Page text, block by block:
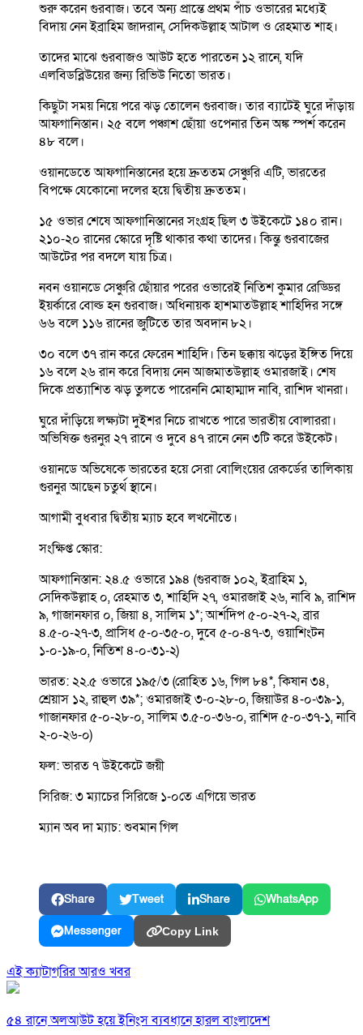
শুরু করেন গুরবাজ। তবে অন্য প্রান্তে প্রথম পাঁচ ওভারের মধ্যেই
বিদায় নেন ইব্রাহিম জাদরান, সেদিকউল্লাহ আটাল ও রেহমাত শাহ।
তাদের মাঝে গুরবাজও আউট হতে পারতেন ১২ রানে, যদি
এলবিডব্লিউয়ের জন্য রিভিউ নিতো ভারত।
কিছুটা সময় নিয়ে পরে ঝড় তোলেন গুরবাজ। তার ব্যাটেই ঘুরে দাঁড়ায়
আফগানিস্তান। ২৫ বলে পঞ্চাশ ছোঁয়া ওপেনার তিন অঙ্ক স্পর্শ করেন
৪৮ বলে।
ওয়ানডেতে আফগানিস্তানের হয়ে দ্রুততম সেঞ্চুরি এটি, ভারতের
বিপক্ষে যেকোনো দলের হয়ে দ্বিতীয় দ্রুততম।
১৫ ওভার শেষে আফগানিস্তানের সংগ্রহ ছিল ৩ উইকেটে ১৪০ রান।
২১০-২০ রানের স্কোরে দৃষ্টি থাকার কথা তাদের। কিন্তু গুরবাজের
আউটের পর বদলে যায় চিত্র।
নবন ওয়ানডে সেঞ্চুরি ছোঁয়ার পরের ওভারেই নিতিশ কুমার রেড্ডির
ইয়র্কারে বোল্ড হন গুরবাজ। অধিনায়ক হাশমাতউল্লাহ শাহিদির সঙ্গে
৬৬ বলে ১১৬ রানের জুটিতে তার অবদান ৮২।
৩০ বলে ৩৭ রান করে ফেরেন শাহিদি। তিন ছক্কায় ঝড়ের ইঙ্গিত দিয়ে
১৬ বলে ২৬ রান করে বিদায় নেন আজমাতউল্লাহ ওমারজাই। শেষ
দিকে প্রত্যাশিত ঝড় তুলতে পারেননি মোহাম্মাদ নাবি, রাশিদ খানরা।
ঘুরে দাঁড়িয়ে লক্ষ্যটা দুইশর নিচে রাখতে পারে ভারতীয় বোলাররা।
অভিষিক্ত গুরনুর ২৭ রানে ও দুবে ৪৭ রানে নেন ৩টি করে উইকেট।
ওয়ানডে অভিষেকে ভারতের হয়ে সেরা বোলিংয়ের রেকর্ডের তালিকায়
গুরনুর আছেন চতুর্থ স্থানে।
আগামী বুধবার দ্বিতীয় ম্যাচ হবে লখনৌতে।
সংক্ষিপ্ত স্কোর:
আফগানিস্তান: ২৪.৫ ওভারে ১৯৪ (গুরবাজ ১০২, ইব্রাহিম ১,
সেদিকউল্লাহ ০, রেহমাত ৩, শাহিদি ২৭, ওমারজাই ২৬, নাবি ৯, রাশিদ
৯, গাজানফার ০, জিয়া ৪, সালিম ১*; আর্শদিপ ৫-০-২৭-২, ব্রার
৪.৫-০-২৭-৩, প্রাসিধ ৫-০-৩৫-০, দুবে ৫-০-৪৭-৩, ওয়াশিংটন
১-০-১৯-০, নিতিশ ৪-০-৩১-২)
ভারত: ২২.৫ ওভারে ১৯৫/৩ (রোহিত ১৬, গিল ৮৪*, কিষান ৩৪,
শ্রেয়াস ১২, রাহুল ৩৯*; ওমারজাই ৩-০-২৮-০, জিয়াউর ৪-০-৩৯-১,
গাজানফার ৫-০-২৮-০, সালিম ৩.৫-০-৩৬-০, রাশিদ ৫-০-৩৭-১, নাবি
২-০-২৬-০)
ফল: ভারত ৭ উইকেটে জয়ী
সিরিজ: ৩ ম্যাচের সিরিজে ১-০তে এগিয়ে ভারত
ম্যান অব দা ম্যাচ: শুবমান গিল
Share Tweet Share WhatsApp
Messenger Copy Link
এই ক্যাটাগরির আরও খবর
৫৪ রানে অলআউট হয়ে ইনিংস ব্যবধানে হারল বাংলাদেশ